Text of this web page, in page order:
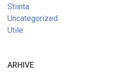
Stiinta
Uncategorized
Utile
ARHIVE